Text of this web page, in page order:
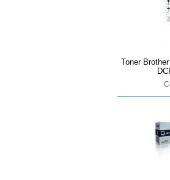
Toner